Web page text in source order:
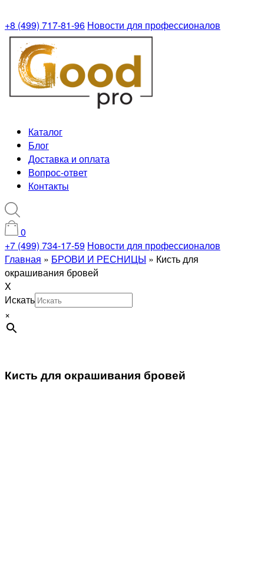
+8 (499) 717-81-96 Новости для профессионалов
Каталог
Блог
Доставка и оплата
Вопрос-ответ
Контакты
0
+7 (499) 734-17-59 Новости для профессионалов
Главная » БРОВИ И РЕСНИЦЫ » Кисть для
окрашивания бровей
X
Искать
×
Кисть для окрашивания бровей